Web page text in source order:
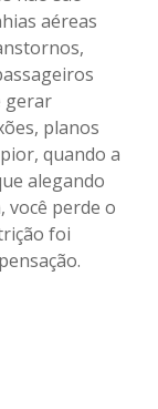
aéreas
gerar
planos
quando a
alegando
você perde o
foi